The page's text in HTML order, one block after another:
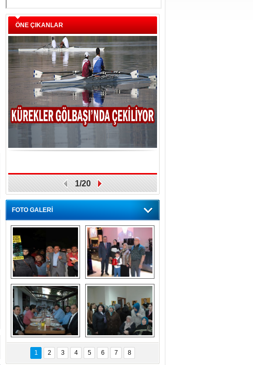
ÖNE ÇIKANLAR
1/20
FOTO GALERİ
Gölbaşı GAZZE
İÇİN YÜRÜDÜ
Kaymakamlıktan
iftar yemeği
Kaymakamlıktan
iftar yemeği
NERGÜL
YILDIRIM SEÇİM
BÜROSUNU AÇTI
1 2 3 4 5 6 7 8